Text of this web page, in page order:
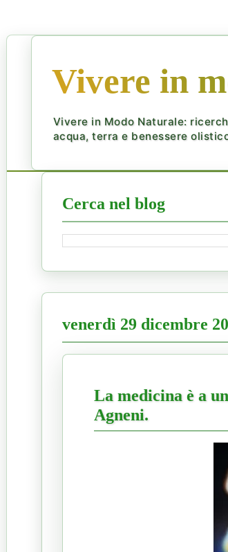
Vivere in
Vivere in Modo Naturale:
acqua, terra e benessere
Cerca nel blog
venerdì 29 dicembre
La medicina è a
Agneni.